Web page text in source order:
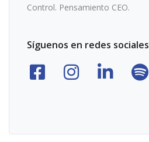
Control. Pensamiento CEO.
Síguenos en redes sociales